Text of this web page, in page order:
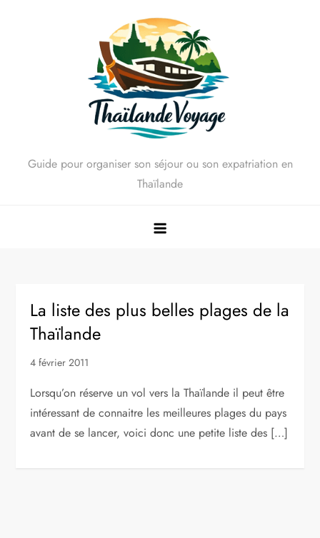
Guide pour organiser son séjour ou son expatriation en
Thaïlande
La liste des plus belles plages de la
Thaïlande
4 février 2011
Lorsqu’on réserve un vol vers la Thaïlande il peut être
intéressant de connaitre les meilleures plages du pays
avant de se lancer, voici donc une petite liste des […]